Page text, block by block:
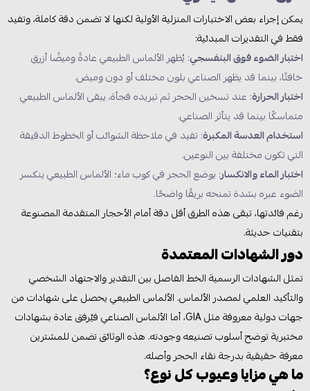
يمكن إجراء بعض الاختبارات المنزلية الأولية لكنها لا تضمن دقة كاملة، وتفيد
فقط في التقديرات المبدئية:
اختبار الضوء فوق البنفسجي: يُظهر الألماس الطبيعي عادةً وميضًا أزرق
خافتًا، بينما قد يظهر الصناعي بلون مختلف أو دون وميض.
اختبار الحرارة: عند تسخين الحجر ثم تبريده فجأة، يبقى الألماس الطبيعي
متماسكًا بينما قد يتأثر الصناعي.
استخدام العدسة المكبرة: تفيد في ملاحظة الشوائب أو الخطوط الدقيقة
التي تكون مختلفة بين النوعين.
اختبار الماء والانكسار: يوضع الحجر في كوب ماء؛ الألماس الطبيعي ينكسر
الضوء عبره بشدة تمنحه بريقًا واضحًا.
رغم فائدتها، تبقى هذه الطرق أقل دقة أمام الأحجار المتقدمة المصنوعة
بتقنيات حديثة.
دور الشهادات المعتمدة
تمثل الشهادات الرسمية الخط الفاصل بين التقدير والاجتهاد الشخصي
والتأكيد العلمي لمصدر الألماس. الألماس الطبيعي يحصل على شهادات من
جهات دولية معروفة مثل GIA، أما الألماس الصناعي فيُرفق عادة بشهادات
مختبرية توضح أسلوب تصنيعه وجودته. هذه الوثائق تضمن للمشترين
معرفة حقيقية بدرجة نقاء الحجر وأصله.
ما هي مزايا وعيوب كل نوع؟